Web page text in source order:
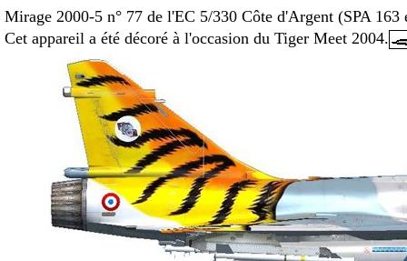
Mirage 2000-5 n° 77 de l'EC 5/330 Côte d'Argent (SPA
Cet appareil a été décoré à l'occasion du Tiger Meet 2004.